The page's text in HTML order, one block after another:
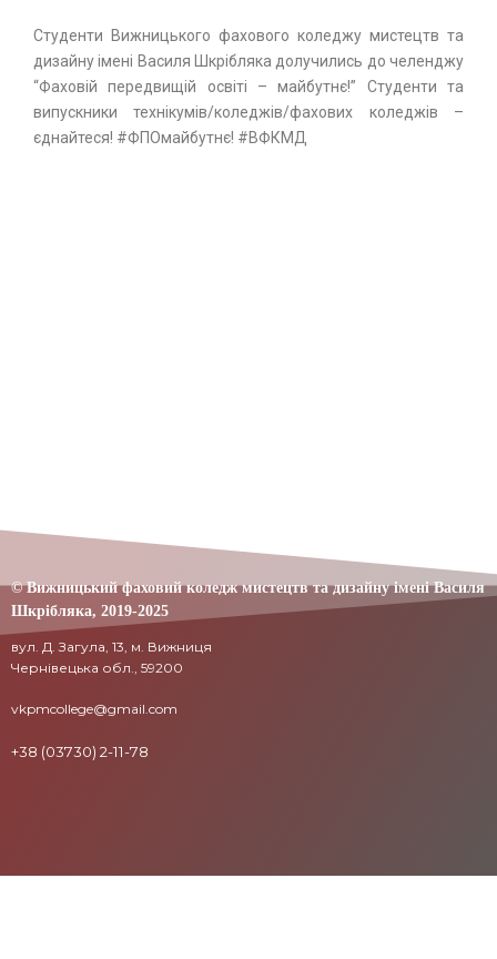
Студенти Вижницького фахового коледжу мистецтв та
дизайну імені Василя Шкрібляка долучились до челенджу
“Фаховій передвищій освіті – майбутнє!” Студенти та
випускники технікумів/коледжів/фахових коледжів –
єднайтеся! #ФПОмайбутнє! #ВФКМД
© Вижницький фаховий коледж мистецтв та дизайну імені Василя
Шкрібляка, 2019-2025
вул. Д. Загула, 13, м. Вижниця
Чернівецька обл., 59200
vkpmcollege@gmail.com
+38 (03730) 2-11-78